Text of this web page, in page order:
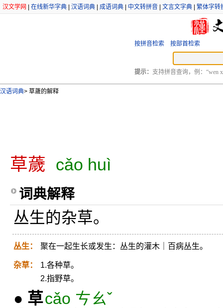
汉文学网 在线新华字典 汉语词典 成语词典 中文转拼音 文言文字典 繁体字转
按拼音检索 按部首检索
提示： 支持拼音查询，例：“wen
汉语词典> 草薉的解释
草薉 cǎo huì
词典解释
丛生的杂草。
丛生： 聚在一起生长或发生：丛生的灌木｜百病丛生。
杂草：
1.各种草。
2.指野草。
● 草cǎo ㄘㄠˇ